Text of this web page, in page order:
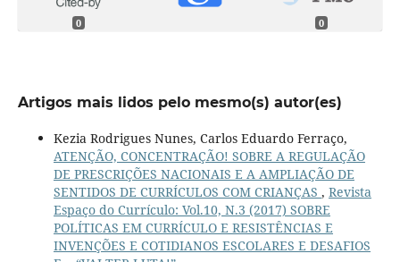
0 0
Artigos mais lidos pelo mesmo(s) autor(es)
Kezia Rodrigues Nunes, Carlos Eduardo Ferraço,
ATENÇÃO, CONCENTRAÇÃO! SOBRE A REGULAÇÃO
DE PRESCRIÇÕES NACIONAIS E A AMPLIAÇÃO DE
SENTIDOS DE CURRÍCULOS COM CRIANÇAS , Revista
Espaço do Currículo: Vol.10, N.3 (2017) SOBRE
POLÍTICAS EM CURRÍCULO E RESISTÊNCIAS E
INVENÇÕES E COTIDIANOS ESCOLARES E DESAFIOS